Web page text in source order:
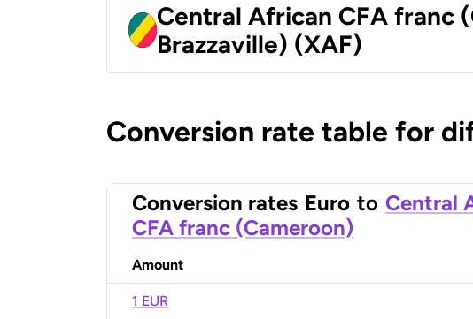
Central African CFA franc
Brazzaville) (XAF)
Conversion rate table for
Conversion rates Euro to Central
CFA franc (Cameroon)
Amount
1 EUR